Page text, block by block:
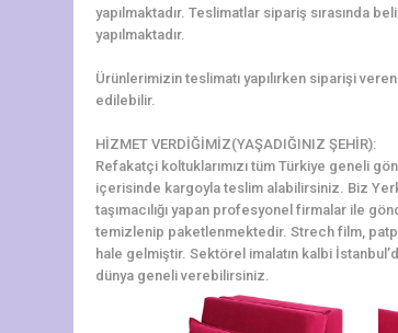
yapılmaktadır. Teslimatlar sipariş sırasında
yapılmaktadır.
Ürünlerimizin teslimatı yapılırken siparişi
edilebilir.
HİZMET VERDİĞİMİZ(YAŞADIĞINIZ ŞEHİR):
Refakatçi koltuklarımızı tüm Türkiye geneli
içerisinde kargoyla teslim alabilirsiniz. Biz
taşımacılığı yapan profesyonel firmalar ile
temizlenip paketlenmektedir. Strech film,
hale gelmiştir. Sektörel imalatın kalbi
dünya geneli verebilirsiniz.